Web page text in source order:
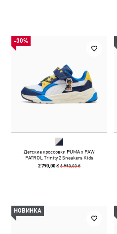
-30%
Детские кроссовки PUMA x PAW
PATROL Trinity 2 Sneakers Kids
2 790,00 ₴3 990,00 ₴
НОВИНКА